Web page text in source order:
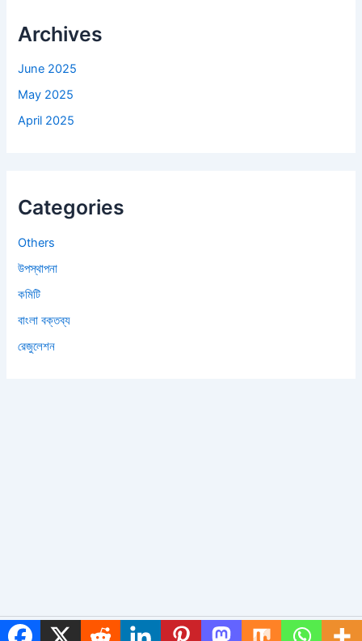
Archives
June 2025
May 2025
April 2025
Categories
Others
উপস্থাপনা
কমিটি
বাংলা বক্তব্য
রেজুলেশন